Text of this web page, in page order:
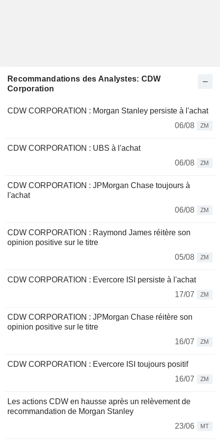
Recommandations des Analystes: CDW
Corporation
CDW CORPORATION : Morgan Stanley persiste à l'achat
06/08
ZM
CDW CORPORATION : UBS à l'achat
06/08
ZM
CDW CORPORATION : JPMorgan Chase toujours à
l'achat
06/08
ZM
CDW CORPORATION : Raymond James réitère son
opinion positive sur le titre
05/08
ZM
CDW CORPORATION : Evercore ISI persiste à l'achat
17/07
ZM
CDW CORPORATION : JPMorgan Chase réitère son
opinion positive sur le titre
16/07
ZM
CDW CORPORATION : Evercore ISI toujours positif
16/07
ZM
Les actions CDW en hausse après un relèvement de
recommandation de Morgan Stanley
23/06
MT